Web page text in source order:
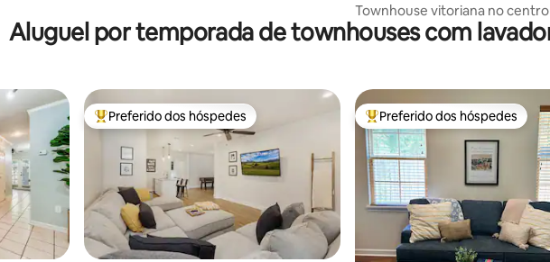
Townhouse vitoriana no centro
com 3 quartos king size com
privativo
Aluguel por temporada de townhouses com
Entre os melhores preferidos dos hóspedes
Preferido dos hóspedes Entre os melhores preferidos
Preferido dos hóspedes